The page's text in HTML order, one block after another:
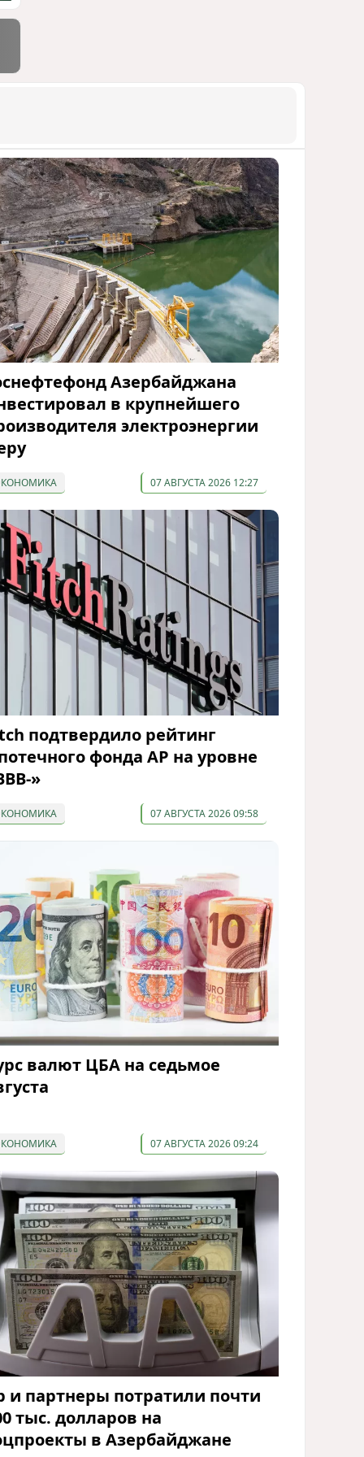
Азербайджана
в крупнейшего
электроэнергии
07 АВГУСТА 2026 12:27
подтвердило рейтинг
фонда АР на уровне
»
07 АВГУСТА 2026 09:58
валют ЦБА на седьмое
07 АВГУСТА 2026 09:24
и партнеры потратили почти
тыс. долларов на
в Азербайджане